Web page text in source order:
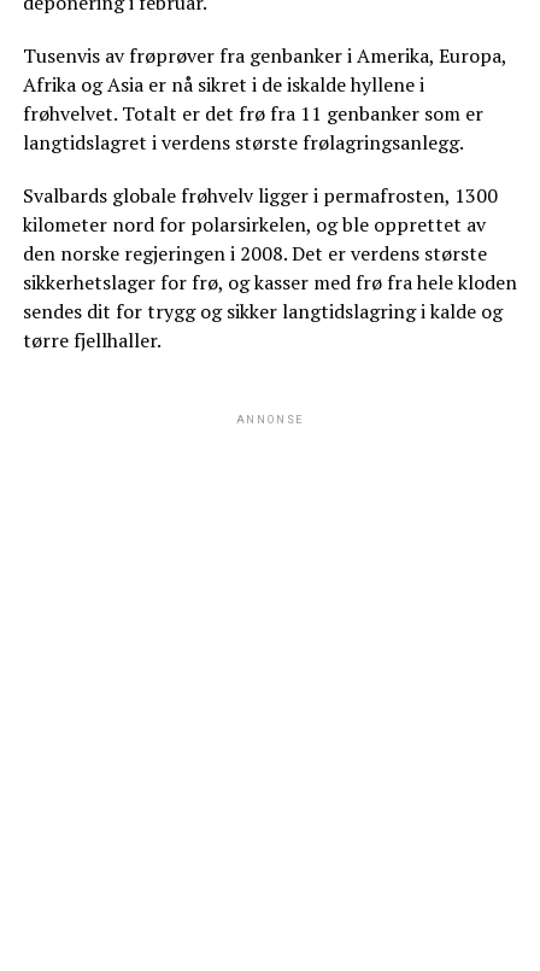
Tusenvis av frøprøver fra genbanker i Amerika, Europa,
Afrika og Asia er nå sikret i de iskalde hyllene i
frøhvelvet. Totalt er det frø fra 11 genbanker som er
langtidslagret i verdens største frølagringsanlegg.
Svalbards globale frøhvelv ligger i permafrosten, 1300
kilometer nord for polarsirkelen, og ble opprettet av
den norske regjeringen i 2008. Det er verdens største
sikkerhetslager for frø, og kasser med frø fra hele kloden
sendes dit for trygg og sikker langtidslagring i kalde og
tørre fjellhaller.
ANNONSE